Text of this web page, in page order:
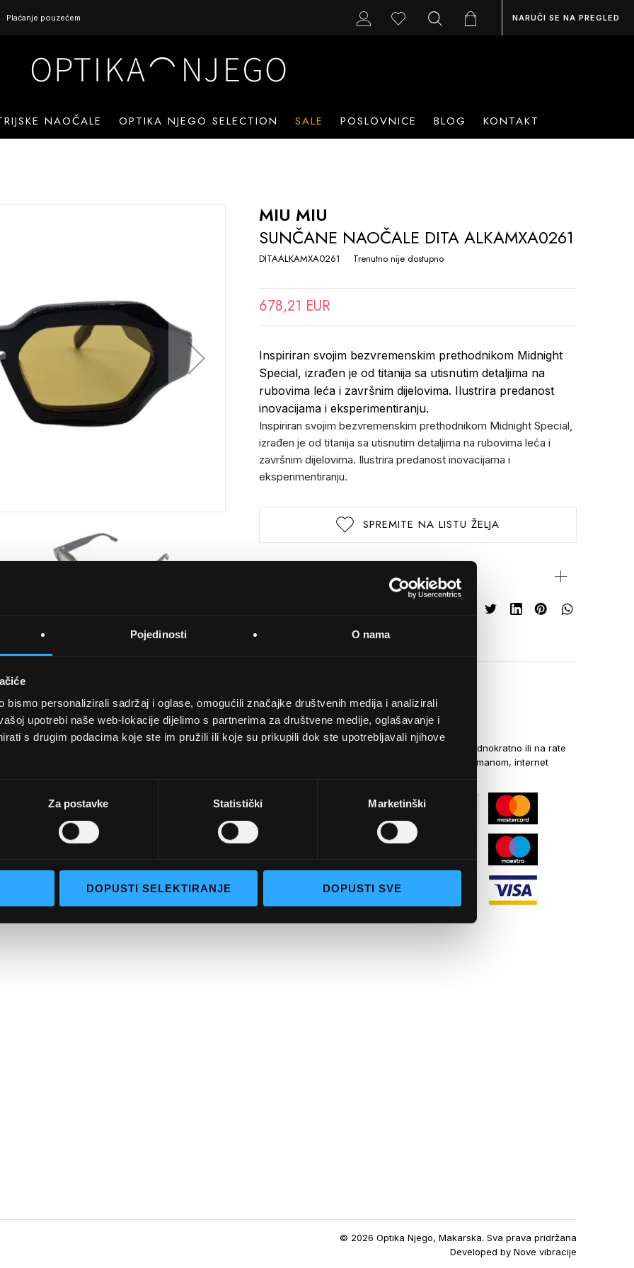
Pojedinosti O nama
bismo personalizirali sadržaj i oglase, omogućili značajke društvenih medija i analizirali
upotrebi naše web-lokacije dijelimo s partnerima za društvene medije, oglašavanje i
s drugim podacima koje ste im pružili ili koje su prikupili dok ste upotrebljavali njihove
Za postavke Statistički Marketinški
DOPUSTI SELEKTIRANJE DOPUSTI SVE
Plaćanje pouzećem NARUČI SE NA PREGLED
NAOČALE OPTIKA NJEGO SELECTION SALE POSLOVNICE BLOG KONTAKT
MIU MIU
SUNČANE NAOČALE DITA ALKAMXA0261
DITAALKAMXA0261 Trenutno nije dostupno
678,21 EUR
Inspiriran svojim bezvremenskim prethodnikom Midnight
Special, izrađen je od titanija sa utisnutim detaljima na
rubovima leća i završnim dijelovima. Ilustrira predanost
inovacijama i eksperimentiranju.
Inspiriran svojim bezvremenskim prethodnikom Midnight Special,
izrađen je od titanija sa utisnutim detaljima na rubovima leća i
završnim dijelovima. Ilustrira predanost inovacijama i
eksperimentiranju.
SPREMITE NA LISTU ŽELJA
UVJETI KUPNJE
Pojmovi za pretraživanje
Napredno pretraživanje
Narudžbe i povrati
NAČINI PLAĆANJA
Kreditnim karticama jednokratno ili na rate
općom uplatnicom, virmanom, internet
© 2026 Optika Njego, Makarska. Sva prava pridržana
Developed byNove vibracije